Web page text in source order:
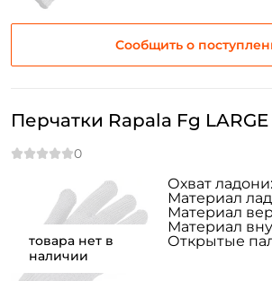
Сообщить о
товара нет в
наличии
Перчатки Rapala Fg LARGE
Охват ладони:
Материал
Материал
Материал
Открытые